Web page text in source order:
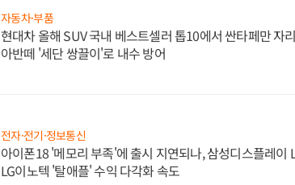
자동차·부품
현대차 올해 SUV 국내 베스트셀러 톱10에서 싼타페만 자
아반떼 '세단 쌍끌이'로 내수 방어
전자·전기·정보통신
아이폰18 '메모리 부족'에 출시 지연되나, 삼성디스플레이
LG이노텍 '탈애플' 수익 다각화 속도